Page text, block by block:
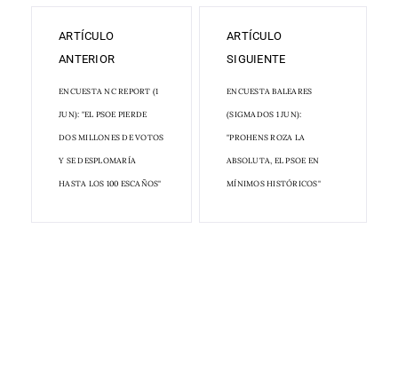
ARTÍCULO
ANTERIOR
ENCUESTA NC REPORT (1
JUN): "EL PSOE PIERDE
DOS MILLONES DE VOTOS
Y SE DESPLOMARÍA
HASTA LOS 100 ESCAÑOS"
ARTÍCULO
SIGUIENTE
ENCUESTA BALEARES
(SIGMADOS 1 JUN):
"PROHENS ROZA LA
ABSOLUTA, EL PSOE EN
MÍNIMOS HISTÓRICOS"